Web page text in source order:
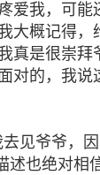
爱我，可
大概记得
真是很崇
对的，我
见爷爷，
也绝对相